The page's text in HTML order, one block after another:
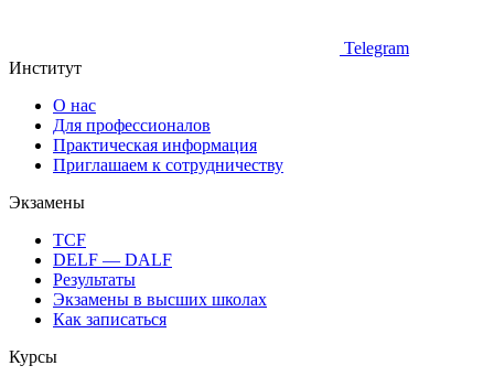
Telegram
Институт
О нас
Для профессионалов
Практическая информация
Приглашаем к сотрудничеству
Экзамены
TCF
DELF — DALF
Результаты
Экзамены в высших школах
Как записаться
Курсы